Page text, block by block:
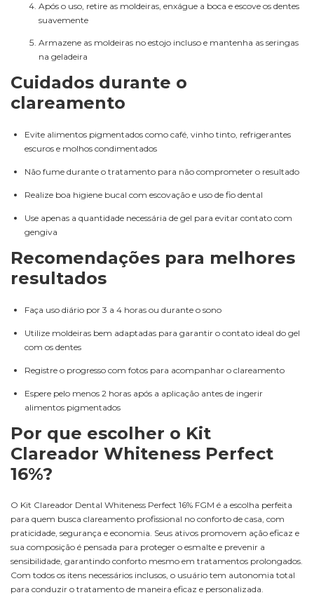
Após o uso, retire as moldeiras, enxágue a boca e escove os dentes
suavemente
Armazene as moldeiras no estojo incluso e mantenha as seringas
na geladeira
Cuidados durante o
clareamento
Evite alimentos pigmentados como café, vinho tinto, refrigerantes
escuros e molhos condimentados
Não fume durante o tratamento para não comprometer o resultado
Realize boa higiene bucal com escovação e uso de fio dental
Use apenas a quantidade necessária de gel para evitar contato com
gengiva
Recomendações para melhores
resultados
Faça uso diário por 3 a 4 horas ou durante o sono
Utilize moldeiras bem adaptadas para garantir o contato ideal do gel
com os dentes
Registre o progresso com fotos para acompanhar o clareamento
Espere pelo menos 2 horas após a aplicação antes de ingerir
alimentos pigmentados
Por que escolher o Kit
Clareador Whiteness Perfect
16%?
O Kit Clareador Dental Whiteness Perfect 16% FGM é a escolha perfeita
para quem busca clareamento profissional no conforto de casa, com
praticidade, segurança e economia. Seus ativos promovem ação eficaz e
sua composição é pensada para proteger o esmalte e prevenir a
sensibilidade, garantindo conforto mesmo em tratamentos prolongados.
Com todos os itens necessários inclusos, o usuário tem autonomia total
para conduzir o tratamento de maneira eficaz e personalizada.